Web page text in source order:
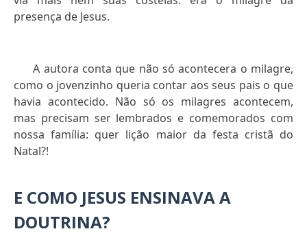
presença de Jesus.
A autora conta que não só acontecera o milagre,
como o jovenzinho queria contar aos seus pais o que
havia acontecido. Não só os milagres acontecem,
mas precisam ser lembrados e comemorados com
nossa família: quer lição maior da festa cristã do
Natal?!
E COMO JESUS ENSINAVA A
DOUTRINA?